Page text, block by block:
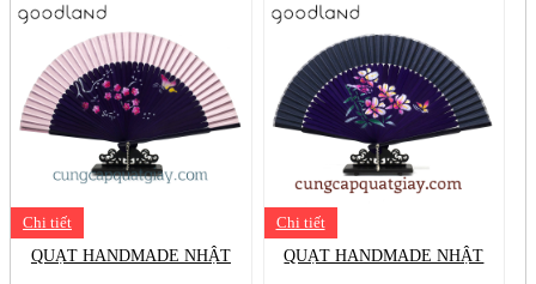
Chi tiết
QUẠT HANDMADE NHẬT
Chi tiết
QUẠT HANDMADE NHẬT